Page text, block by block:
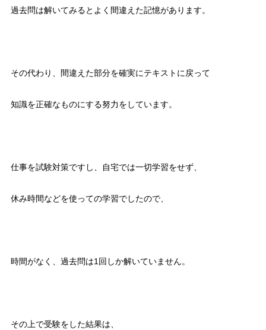
過去問は解いてみるとよく間違えた記憶があります。
その代わり、間違えた部分を確実にテキストに戻って
知識を正確なものにする努力をしています。
仕事を試験対策ですし、自宅では一切学習をせず、
休み時間などを使っての学習でしたので、
時間がなく、過去問は1回しか解いていません。
その上で受験をした結果は、